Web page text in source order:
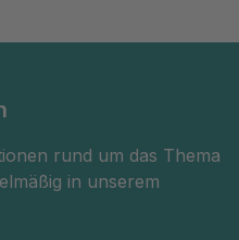
rund um das Thema
in unserem